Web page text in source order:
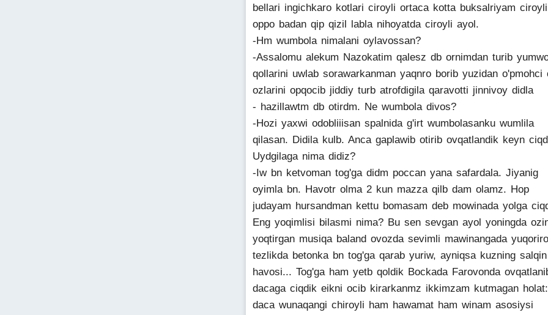
bellari ingichkaro kotlari ciroyli ortaca kotta buksalriyam
oppo badan qip qizil labla nihoyatda ciroyli ayol.
-Hm wumbola nimalani oylavossan?
-Assalomu alekum Nazokatim qalesz db ornimdan turib
qollarini uwlab sorawarkanman yaqnro borib yuzidan o'pmohci
ozlarini opqocib jiddiy turb atrofdigila qaravotti jinnivoy didla
- hazillawtm db otirdm. Ne wumbola divos?
-Hozi yaxwi odobliiisan spalnida g'irt wumbolasanku wumlila
qilasan. Didila kulb. Anca gaplawib otirib ovqatlandik keyn
Uydgilaga nima didiz?
-Iw bn ketvoman tog'ga didm poccan yana safardala. Jiyanig
oyimla bn. Havotr olma 2 kun mazza qilb dam olamz. Hop
judayam hursandman kettu bomasam deb mowinada yolga
Eng yoqimlisi bilasmi nima? Bu sen sevgan ayol yoningda
yoqtirgan musiqa baland ovozda sevimli mawinangada yuqoriro
tezlikda betonka bn tog'ga qarab yuriw, ayniqsa kuzning salqin
havosi... Tog'ga ham yetb qoldik Bockada Farovonda
dacaga ciqdik eikni ocib kirarkanmz ikkimzam kutmagan holat:
daca wunaqangi chiroyli ham hawamat ham winam asosiysi